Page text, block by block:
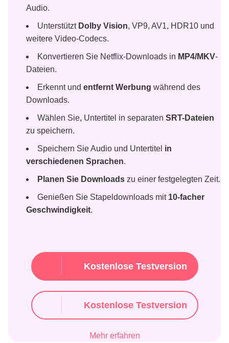
Audio.
Unterstützt Dolby Vision, VP9, AV1, HDR10 und
weitere Video-Codecs.
Konvertieren Sie Netflix-Downloads in MP4/MKV-
Dateien.
Erkennt und entfernt Werbung während des
Downloads.
Wählen Sie, Untertitel in separaten SRT-Dateien
zu speichern.
Speichern Sie Audio und Untertitel in
verschiedenen Sprachen.
Planen Sie Downloads zu einer festgelegten Zeit.
Genießen Sie Stapeldownloads mit 10-facher
Geschwindigkeit.
Kostenlose Testversion
Kostenlose Testversion
Mehr erfahren